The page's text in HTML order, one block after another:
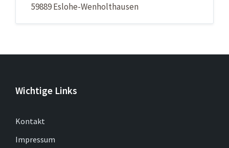
59889 Eslohe-Wenholthausen
Wichtige Links
Kontakt
Impressum